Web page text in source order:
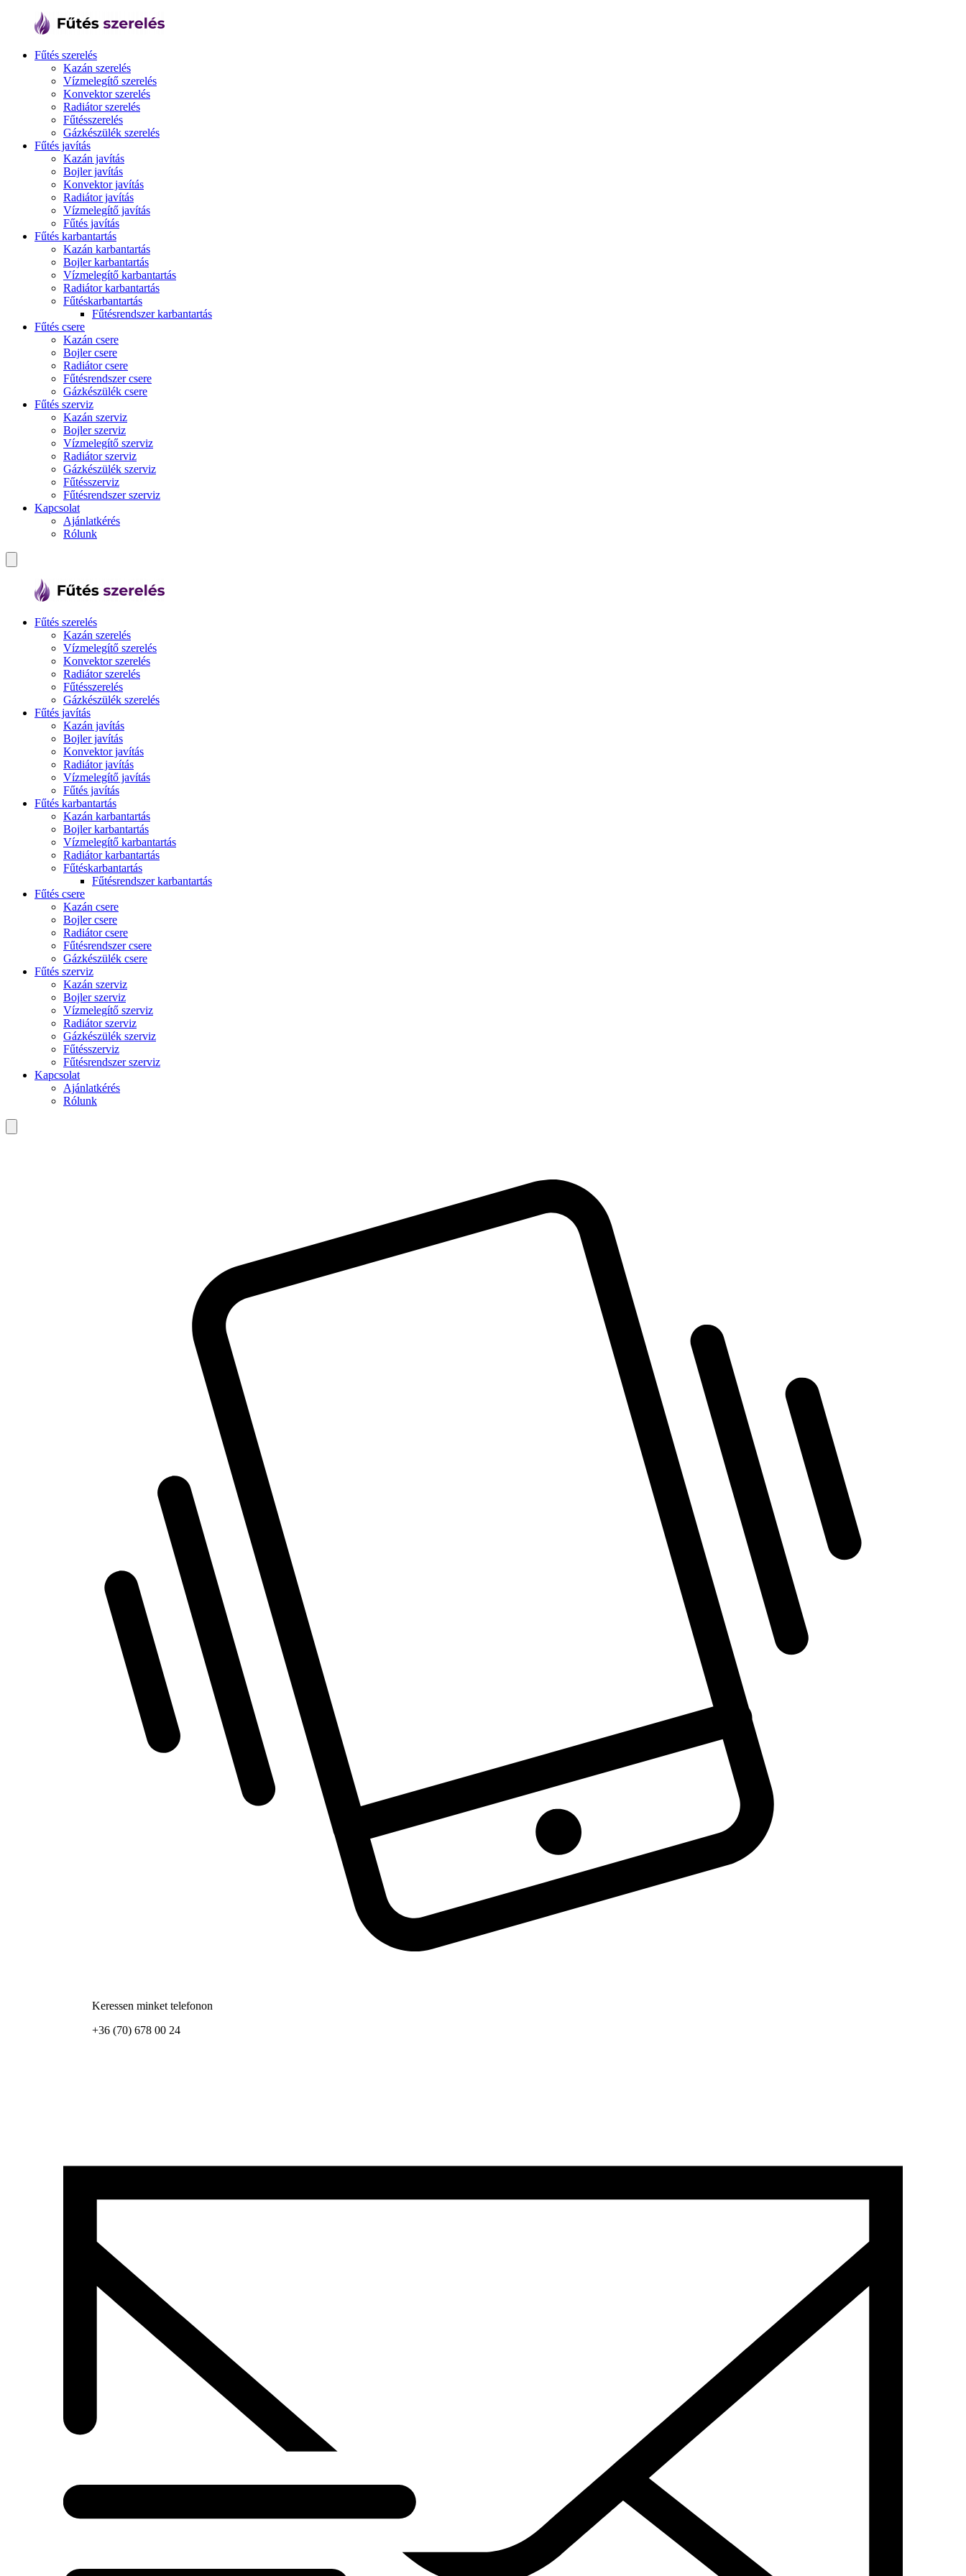
Fűtés szerelés
Kazán szerelés
Vízmelegítő szerelés
Konvektor szerelés
Radiátor szerelés
Fűtésszerelés
Gázkészülék szerelés
Fűtés javítás
Kazán javítás
Bojler javítás
Konvektor javítás
Radiátor javítás
Vízmelegítő javítás
Fűtés javítás
Fűtés karbantartás
Kazán karbantartás
Bojler karbantartás
Vízmelegítő karbantartás
Radiátor karbantartás
Fűtéskarbantartás
Fűtésrendszer karbantartás
Fűtés csere
Kazán csere
Bojler csere
Radiátor csere
Fűtésrendszer csere
Gázkészülék csere
Fűtés szerviz
Kazán szerviz
Bojler szerviz
Vízmelegítő szerviz
Radiátor szerviz
Gázkészülék szerviz
Fűtésszerviz
Fűtésrendszer szerviz
Kapcsolat
Ajánlatkérés
Rólunk
Fűtés szerelés
Kazán szerelés
Vízmelegítő szerelés
Konvektor szerelés
Radiátor szerelés
Fűtésszerelés
Gázkészülék szerelés
Fűtés javítás
Kazán javítás
Bojler javítás
Konvektor javítás
Radiátor javítás
Vízmelegítő javítás
Fűtés javítás
Fűtés karbantartás
Kazán karbantartás
Bojler karbantartás
Vízmelegítő karbantartás
Radiátor karbantartás
Fűtéskarbantartás
Fűtésrendszer karbantartás
Fűtés csere
Kazán csere
Bojler csere
Radiátor csere
Fűtésrendszer csere
Gázkészülék csere
Fűtés szerviz
Kazán szerviz
Bojler szerviz
Vízmelegítő szerviz
Radiátor szerviz
Gázkészülék szerviz
Fűtésszerviz
Fűtésrendszer szerviz
Kapcsolat
Ajánlatkérés
Rólunk
Keressen minket telefonon
+36 (70) 678 00 24